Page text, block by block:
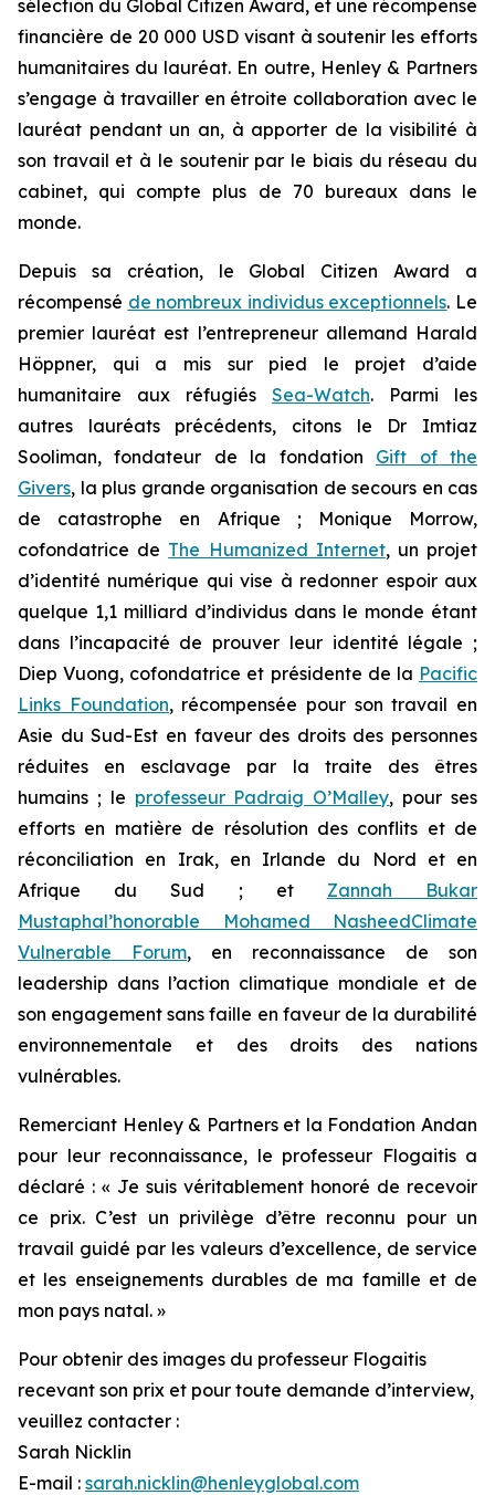
sélection du Global Citizen Award, et une récompense
financière de 20 000 USD visant à soutenir les efforts
humanitaires du lauréat. En outre, Henley & Partners
s’engage à travailler en étroite collaboration avec le
lauréat pendant un an, à apporter de la visibilité à
son travail et à le soutenir par le biais du réseau du
cabinet, qui compte plus de 70 bureaux dans le
monde.
Depuis sa création, le Global Citizen Award a
récompensé de nombreux individus exceptionnels. Le
premier lauréat est l’entrepreneur allemand Harald
Höppner, qui a mis sur pied le projet d’aide
humanitaire aux réfugiés Sea-Watch. Parmi les
autres lauréats précédents, citons le Dr Imtiaz
Sooliman, fondateur de la fondation Gift of the
Givers, la plus grande organisation de secours en cas
de catastrophe en Afrique ; Monique Morrow,
cofondatrice de The Humanized Internet, un projet
d’identité numérique qui vise à redonner espoir aux
quelque 1,1 milliard d’individus dans le monde étant
dans l’incapacité de prouver leur identité légale ;
Diep Vuong, cofondatrice et présidente de la Pacific
Links Foundation, récompensée pour son travail en
Asie du Sud-Est en faveur des droits des personnes
réduites en esclavage par la traite des êtres
humains ; le professeur Padraig O’Malley, pour ses
efforts en matière de résolution des conflits et de
réconciliation en Irak, en Irlande du Nord et en
Afrique du Sud ; et Zannah Bukar
Mustaphal’honorable Mohamed NasheedClimate
Vulnerable Forum, en reconnaissance de son
leadership dans l’action climatique mondiale et de
son engagement sans faille en faveur de la durabilité
environnementale et des droits des nations
vulnérables.
Remerciant Henley & Partners et la Fondation Andan
pour leur reconnaissance, le professeur Flogaitis a
déclaré : « Je suis véritablement honoré de recevoir
ce prix. C’est un privilège d’être reconnu pour un
travail guidé par les valeurs d’excellence, de service
et les enseignements durables de ma famille et de
mon pays natal. »
Pour obtenir des images du professeur Flogaitis
recevant son prix et pour toute demande d’interview,
veuillez contacter :
Sarah Nicklin
E-mail : sarah.nicklin@henleyglobal.com